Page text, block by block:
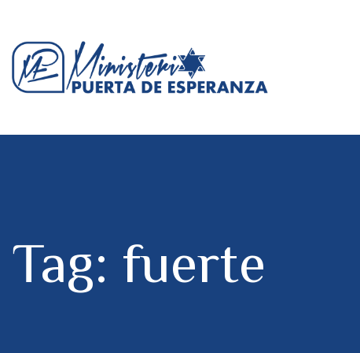
Tag: fuerte